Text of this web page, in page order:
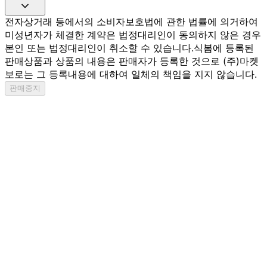
전자상거래 등에서의 소비자보호법에 관한 법률에 의거하여
미성년자가 체결한 계약은 법정대리인이 동의하지 않은 경우
본인 또는 법정대리인이 취소할 수 있습니다.식봄에 등록된
판매상품과 상품의 내용은 판매자가 등록한 것으로 (주)마켓
보로는 그 등록내용에 대하여 일체의 책임을 지지 않습니다.
판매중지